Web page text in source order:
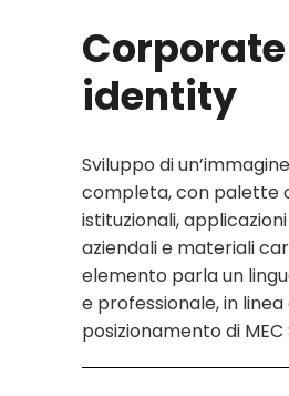
Corporate
identity
Sviluppo di
completa, con palette
istituzionali,
aziendali e materiali
elemento parla un
e professionale, in linea
posizionamento di MEC